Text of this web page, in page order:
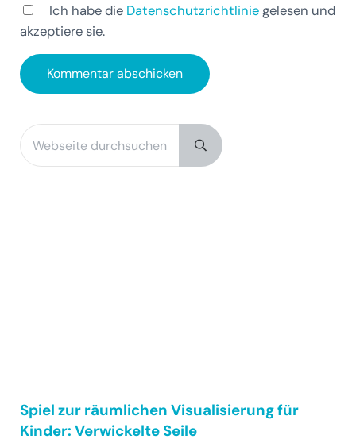
Ich habe die Datenschutzrichtliniegelesen und
akzeptiere sie.
Sidebar
Webseite durchsuchen
Submit search
Spiel zur räumlichen Visualisierung für
Kinder: Verwickelte Seile